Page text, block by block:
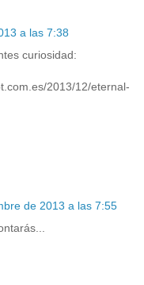
a las 7:38
curiosidad:
2013/12/eternal-
de 2013 a las 7:55